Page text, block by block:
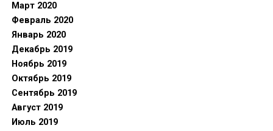
Март 2020
Февраль 2020
Январь 2020
Декабрь 2019
Ноябрь 2019
Октябрь 2019
Сентябрь 2019
Август 2019
Июль 2019